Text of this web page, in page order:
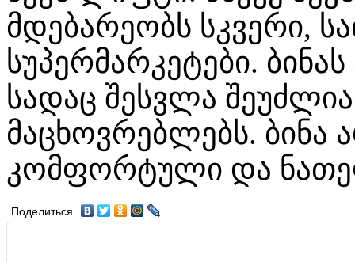
მდებარეობს სკვერი,
სუპერმარკეტები.
სადაც შესვლა
მაცხოვრებლებს. ბინა
კომფორტული და
Поделиться